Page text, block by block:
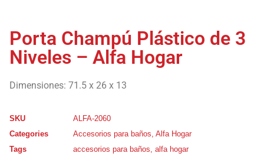
Porta Champú Plástico de 3
Niveles – Alfa Hogar
Dimensiones: 71.5 x 26 x 13
SKU
ALFA-2060
Categories
Accesorios para baños, Alfa Hogar
Tags
accesorios para baños, alfa hogar